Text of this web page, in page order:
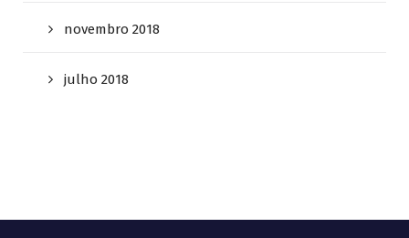
novembro 2018
julho 2018